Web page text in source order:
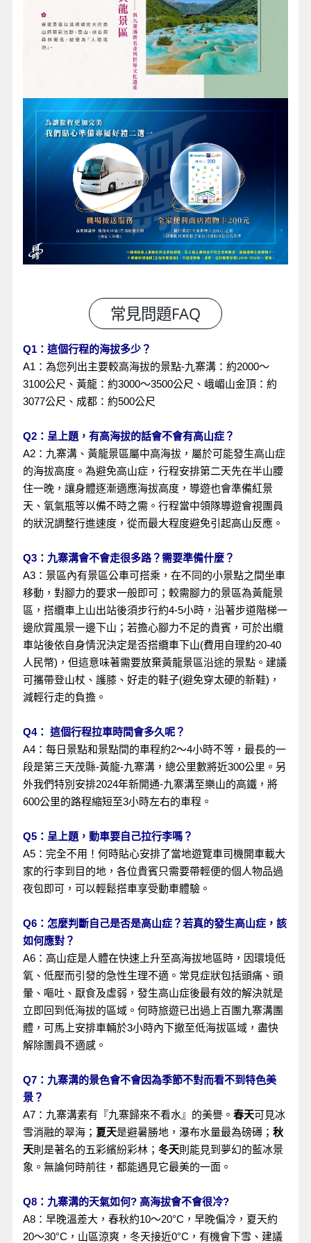
Q1：這個行程的海拔多少？
A1：為您列出主要較高海拔的景點-九寨溝：約2000～
3100公尺、黃龍：約3000～3500公尺、峨嵋山金頂：約
3077公尺、成都：約500公尺
Q2：呈上題，有高海拔的話會不會有高山症？
A2：九寨溝、黃龍景區屬中高海拔，屬於可能發生高山症
的海拔高度。為避免高山症，行程安排第二天先在半山腰
住一晚，讓身體逐漸適應海拔高度，導遊也會準備紅景
天、氧氣瓶等以備不時之需。行程當中領隊導遊會視團員
的狀況調整行進速度，從而最大程度避免引起高山反應。
Q3：九寨溝會不會走很多路？需要準備什麼？
A3：景區內有景區公車可搭乘，在不同的小景點之間坐車
移動，對腳力的要求一般即可；較需腳力的景區為黃龍景
區，搭纜車上山出站後須步行約4-5小時，沿著步道階梯一
邊欣賞風景一邊下山；若擔心腳力不足的貴賓，可於出纜
車站後依自身情況決定是否搭纜車下山(費用自理約20-40
人民幣)，但這意味著需要放棄黃龍景區沿途的景點。建議
可攜帶登山杖、護膝、好走的鞋子(避免穿太硬的新鞋)，
減輕行走的負擔。
Q4： 這個行程拉車時間會多久呢？
A4：每日景點和景點間的車程約2～4小時不等，最長的一
段是第三天茂縣-黃龍-九寨溝，總公里數將近300公里。另
外我們特別安排2024年新開通-九寨溝至樂山的高鐵，將
600公里的路程縮短至3小時左右的車程。
Q5：呈上題，動車要自己拉行李嗎？
A5：完全不用！何時貼心安排了當地遊覽車司機開車載大
家的行李到目的地，各位貴賓只需要帶輕便的個人物品過
夜包即可，可以輕鬆搭車享受動車體驗。
Q6：怎麼判斷自己是否是高山症？若真的發生高山症，該
如何應對？
A6：高山症是人體在快速上升至高海拔地區時，因環境低
氧、低壓而引發的急性生理不適。常見症狀包括頭痛、頭
暈、嘔吐、厭食及虛弱，發生高山症後最有效的解決就是
立即回到低海拔的區域。何時旅遊已出過上百團九寨溝團
體，可馬上安排車輛於3小時內下撤至低海拔區域，盡快
解除團員不適感。
Q7：九寨溝的景色會不會因為季節不對而看不到特色美
景？
A7：九寨溝素有『九寨歸來不看水』的美譽。 春天可見冰
雪消融的翠海； 夏天是避暑勝地，瀑布水量最為磅礡； 秋
天則是著名的五彩繽紛彩林； 冬天則能見到夢幻的藍冰景
象。無論何時前往，都能遇見它最美的一面。
Q8：九寨溝的天氣如何? 高海拔會不會很冷?
A8： 早晚溫差大，春秋約10～20°C，早晚偏冷，夏天約
20～30°C，山區涼爽，冬天接近0°C，有機會下雪、建議